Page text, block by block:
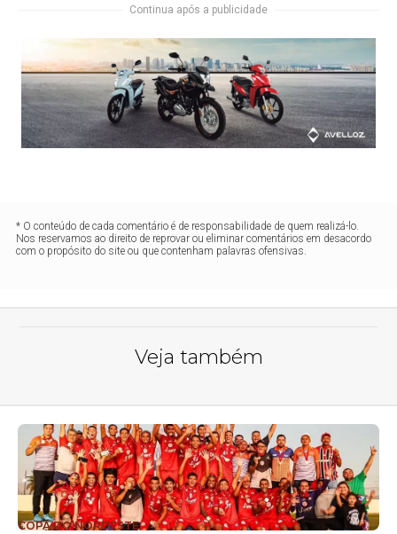
Continua após a publicidade
* O conteúdo de cada comentário é de responsabilidade de quem realizá-lo.
Nos reservamos ao direito de reprovar ou eliminar comentários em desacordo
com o propósito do site ou que contenham palavras ofensivas.
Veja também
COPA DO NORDESTE